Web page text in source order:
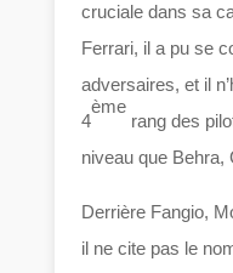
cruciale dans sa
Ferrari, il a pu se
adversaires, et il
4
ème
rang des
niveau que Behra,
Derrière Fangio,
il ne cite pas le